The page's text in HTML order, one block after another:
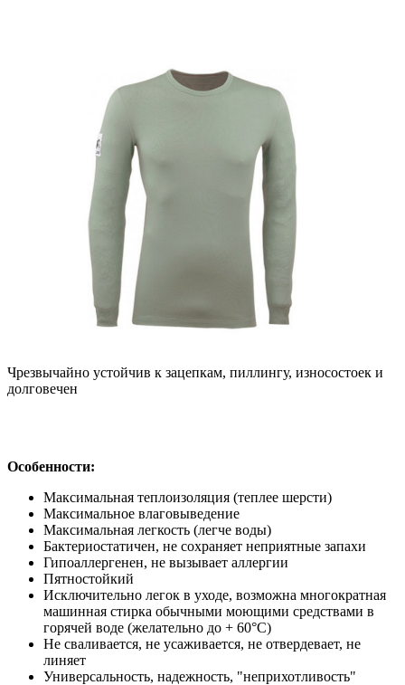
Чрезвычайно устойчив к зацепкам, пиллингу, износостоек и
долговечен
Особенности:
Максимальная теплоизоляция (теплее шерсти)
Максимальное влаговыведение
Максимальная легкость (легче воды)
Бактериостатичен, не сохраняет неприятные запахи
Гипоаллергенен, не вызывает аллергии
Пятностойкий
Исключительно легок в уходе, возможна многократная
машинная стирка обычными моющими средствами в
горячей воде (желательно до + 60°С)
Не сваливается, не усаживается, не отвердевает, не
линяет
Универсальность, надежность, "неприхотливость"